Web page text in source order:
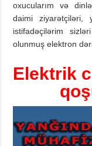
oxucularım və
daimi ziyarətçiləri,
istifadəçilərim
olunmuş elektron
Elektrik